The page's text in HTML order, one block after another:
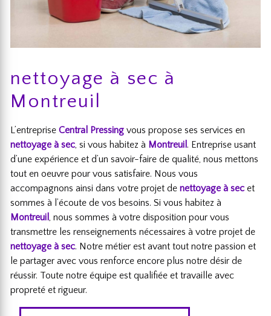
nettoyage à sec à
Montreuil
L’entreprise Central Pressing vous propose ses services en
nettoyage à sec, si vous habitez à Montreuil . Entreprise usant
d’une expérience et d’un savoir-faire de qualité, nous mettons
tout en oeuvre pour vous satisfaire. Nous vous
accompagnons ainsi dans votre projet de nettoyage à sec et
sommes à l’écoute de vos besoins. Si vous habitez à
Montreuil , nous sommes à votre disposition pour vous
transmettre les renseignements nécessaires à votre projet de
nettoyage à sec. Notre métier est avant tout notre passion et
le partager avec vous renforce encore plus notre désir de
réussir. Toute notre équipe est qualifiée et travaille avec
propreté et rigueur.